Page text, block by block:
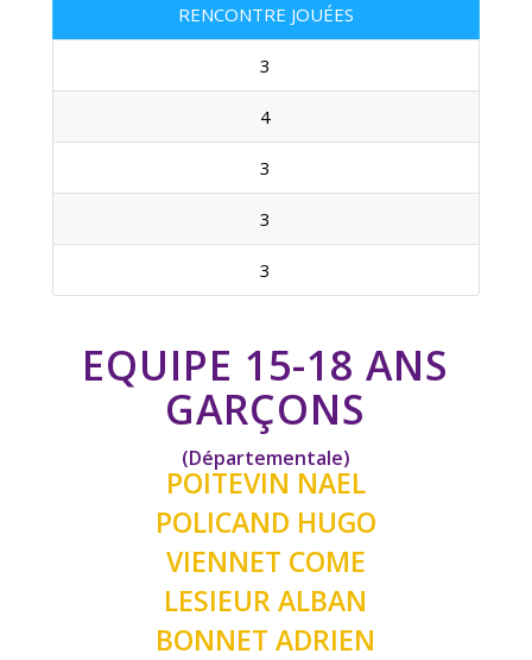
RENCONTRE JOUÉES
3
4
3
3
3
EQUIPE 15-18 ANS
GARÇONS
(Départementale)
POITEVIN NAEL
POLICAND HUGO
VIENNET COME
LESIEUR ALBAN
BONNET ADRIEN